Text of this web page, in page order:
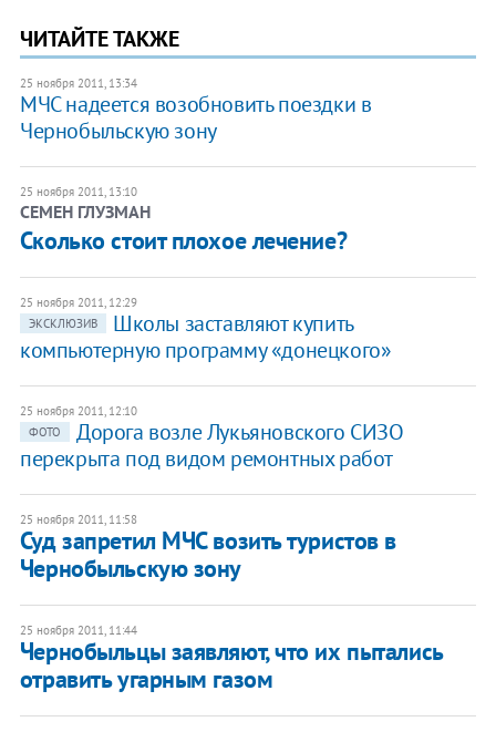
ЧИТАЙТЕ ТАКЖЕ
25 ноября 2011, 13:34
​МЧС надеется возобновить поездки в
Чернобыльскую зону
25 ноября 2011, 13:10
СЕМЕН ГЛУЗМАН
Сколько стоит плохое лечение?
25 ноября 2011, 12:29
ЭКСКЛЮЗИВ
Школы заставляют купить
компьютерную программу «донецкого»
25 ноября 2011, 12:10
ФОТО
​Дорога возле Лукьяновского СИЗО
перекрыта под видом ремонтных работ
25 ноября 2011, 11:58
Суд запретил МЧС возить туристов в
Чернобыльскую зону
25 ноября 2011, 11:44
​Чернобыльцы заявляют, что их пытались
отравить угарным газом